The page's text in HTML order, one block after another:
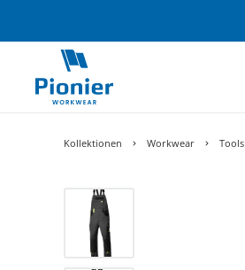
Kollektionen Workwear Tools
Bildergalerie überspringen